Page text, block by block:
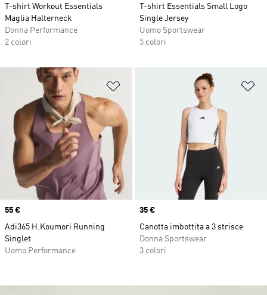
T-shirt Workout Essentials
Maglia Halterneck
Donna Performance
2 colori
T-shirt Essentials Small Logo
Single Jersey
Uomo Sportswear
5 colori
Aggiungi alla lista dei desideri
Price
55 €
Adi365 H.Koumori Running
Singlet
Uomo Performance
Price
35 €
Canotta imbottita a 3 strisce
Donna Sportswear
3 colori